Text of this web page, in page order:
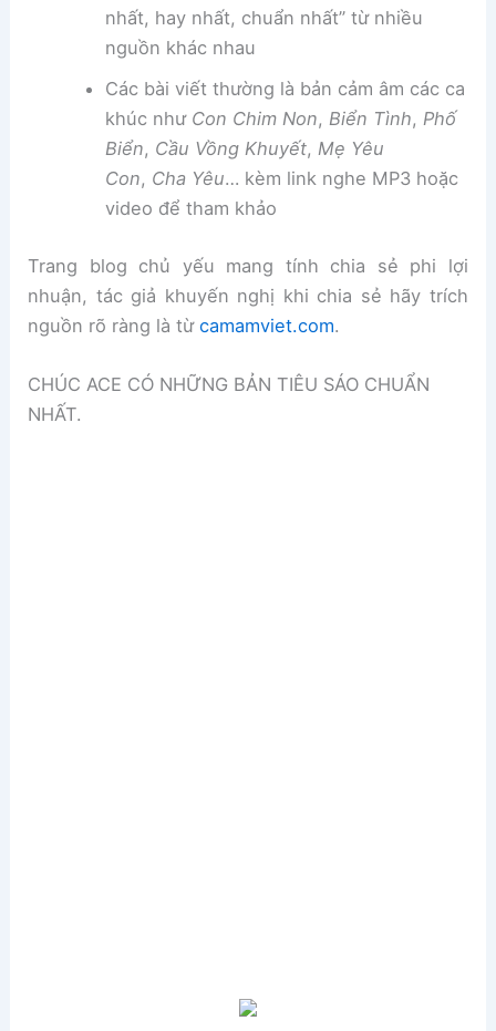
nhất, hay nhất, chuẩn nhất” từ nhiều
nguồn khác nhau
Các bài viết thường là bản cảm âm các ca
khúc như Con Chim Non, Biển Tình, Phố
Biển, Cầu Vồng Khuyết, Mẹ Yêu
Con, Cha Yêu… kèm link nghe MP3 hoặc
video để tham khảo
Trang blog chủ yếu mang tính chia sẻ phi lợi
nhuận, tác giả khuyến nghị khi chia sẻ hãy trích
nguồn rõ ràng là từcamamviet.com.
CHÚC ACE CÓ NHỮNG BẢN TIÊU SÁO CHUẨN
NHẤT.